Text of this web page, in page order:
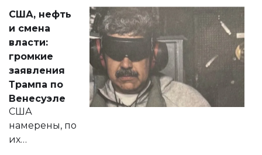
актуальных тем —
от слухов о
политических
реформах до
вопросов армии,
экономики и
личного здоровья.
США, нефть
и смена
власти:
громкие
заявления
Трампа по
Венесуэле
США
намерены, по
их